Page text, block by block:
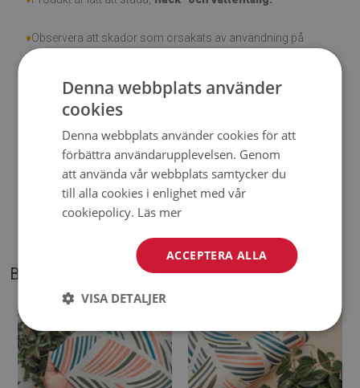
♦Observera att skador som orsakats av användning på
reklamationer.
Rengör med en fuktig trasa —använd inte starka
kemikalier.
Vädra mattans undersida regelbundet.
BILDER PÅ VÅR PRODUKT
Denna webbplats använder
cookies
Denna webbplats använder cookies för att
förbättra användarupplevelsen. Genom
att använda vår webbplats samtycker du
till alla cookies i enlighet med vår
cookiepolicy. Läs mer
ACCEPTERA ALLA
VISA DETALJER